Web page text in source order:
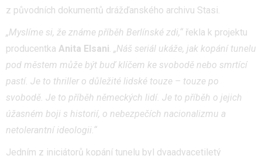
z původních dokumentů drážďanského archivu Stasi.
„Myslíme si, že známe příběh Berlínské zdi,“ řekla k projektu
producentka Anita Elsani. „Náš seriál ukáže, jak kopání tunelu
pod městem může být buď klíčem ke svobodě nebo smrtící
pastí. Je to thriller o důležité lidské touze – touze po
svobodě. Je to příběh německých lidí. Je to příběh o jejich
úžasném boji s historií, o nebezpečích nacionalizmu a
netolerantní ideologii.“
Jedním z iniciátorů kopání tunelu byl dvaadvacetiletý